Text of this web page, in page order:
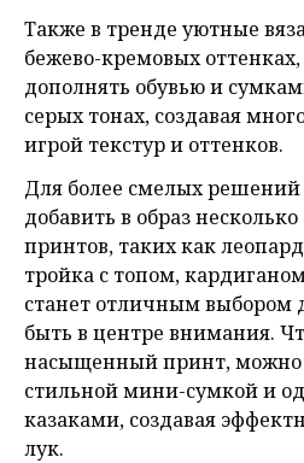
Также в тренде уютные
бежево-кремовых
дополнять обувью и
серых тонах, создавая
игрой текстур и оттенков.
Для более смелых решений
добавить в образ
принтов, таких как
тройка с топом,
станет отличным выбором
быть в центре внимания.
насыщенный принт, можно
стильной мини-сумкой и
казаками, создавая
лук.